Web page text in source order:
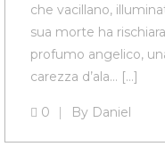
che vacillano,
sua morte ha
profumo angelico,
carezza d’ala… […]
0 By Daniel